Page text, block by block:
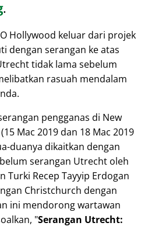
.
Hollywood keluar dari projek
dengan serangan ke atas
tidak lama sebelum
rasuah mendalam
pengganas di New
Mac 2019 dan 18 Mac 2019
duanya dikaitkan dengan
serangan Utrecht oleh
Turki Recep Tayyip Erdogan
Christchurch dengan
ini mendorong wartawan
Serangan Utrecht: